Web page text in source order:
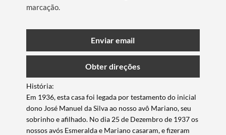
marcação.
Enviar email
Obter direções
História:
Em 1936, esta casa foi legada por testamento do inicial
dono José Manuel da Silva ao nosso avô Mariano, seu
sobrinho e afilhado. No dia 25 de Dezembro de 1937 os
nossos avós Esmeralda e Mariano casaram, e fizeram